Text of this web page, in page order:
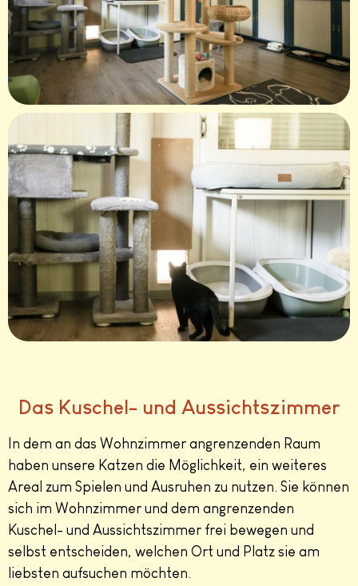
Das Kuschel- und Aussichtszimmer
In dem an das Wohnzimmer angrenzenden Raum
haben unsere Katzen die Möglichkeit, ein weiteres
Areal zum Spielen und Ausruhen zu nutzen. Sie können
sich im Wohnzimmer und dem angrenzenden
Kuschel- und Aussichtszimmer frei bewegen und
selbst entscheiden, welchen Ort und Platz sie am
liebsten aufsuchen möchten.